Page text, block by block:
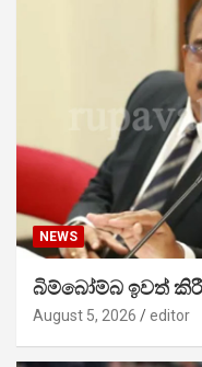
NEWS
බිම්බෝම්බ ඉවත්
August 5, 2026 editor